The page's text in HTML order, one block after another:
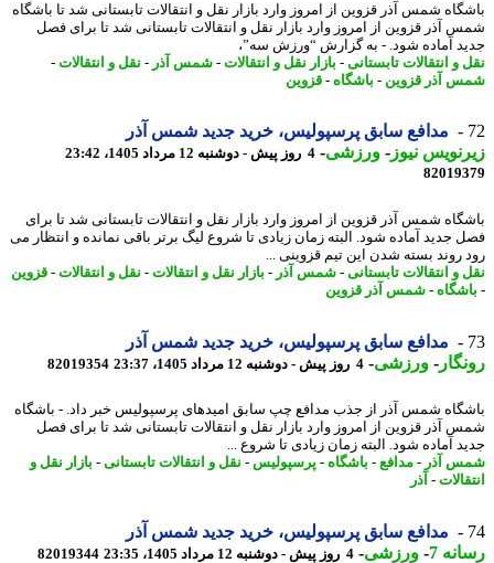
شمس آذر قزوین از امروز وارد بازار نقل و انتقالات تابستانی شد تا باشگاه
آذر قزوین از امروز وارد بازار نقل و انتقالات تابستانی شد تا برای فصل
آماده شود. - به گزارش “ورزش سه”،
و انتقالات تابستانی-بازار نقل و انتقالات-شمس آذر- نقل و انتقالات-
آذر قزوین -باشگاه-قزوین
مدافع سابق پرسپولیس، خرید جدید شمس آذر
نیوز-ورزشی-4 روز پیش - دوشنبه 12 مرداد 1405، 23:42
شمس آذر قزوین از امروز وارد بازار نقل و انتقالات تابستانی شد تا برای
جدید آماده شود. البته زمان زیادی تا شروع لیگ برتر باقی نمانده و انتظار می
روند بسته شدن این تیم قزوینی ...
و انتقالات تابستانی-شمس آذر- بازار نقل و انتقالات-نقل و انتقالات-قزوین
-شمس آذر قزوین
مدافع سابق پرسپولیس، خرید جدید شمس آذر
-ورزشی-4 روز پیش - دوشنبه 12 مرداد 1405، 23:37 82019354
شمس آذر از جذب مدافع چپ سابق امیدهای پرسپولیس خبر داد. - باشگاه
آذر قزوین از امروز وارد بازار نقل و انتقالات تابستانی شد تا برای فصل
آماده شود. البته زمان زیادی تا شروع ...
آذر- مدافع- باشگاه-پرسپولیس-نقل و انتقالات تابستانی-بازار نقل و
-آذر
مدافع سابق پرسپولیس، خرید جدید شمس آذر
7
-ورزشی-4 روز پیش - دوشنبه 12 مرداد 1405، 23:35 82019344